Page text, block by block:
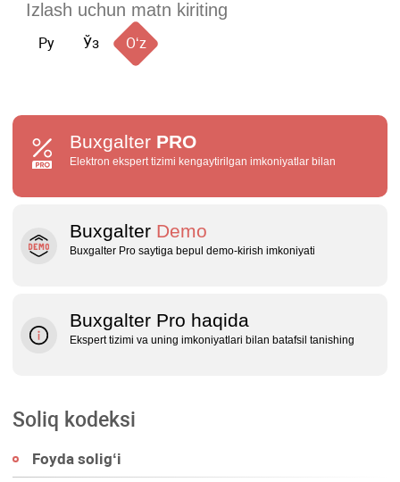
Ру Ўз Oʻz
Buxgalter PRO
Elektron ekspert tizimi kengaytirilgan imkoniyatlar bilan
Buxgalter Demo
Buxgalter Pro saytiga bepul demo‑kirish imkoniyati
Buxgalter Pro haqida
Ekspert tizimi va uning imkoniyatlari bilan batafsil tanishing
Soliq kodeksi
Foyda soligʻi